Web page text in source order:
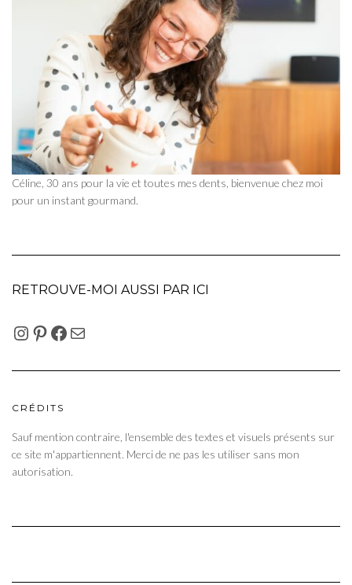
Céline, 30 ans pour la vie et toutes mes dents, bienvenue chez moi
pour un instant gourmand.
RETROUVE-MOI AUSSI PAR ICI
INSTAGRAM
PINTEREST
FACEBOOK
E-MAIL
CRÉDITS
Sauf mention contraire, l'ensemble des textes et visuels présents sur
ce site m'appartiennent. Merci de ne pas les utiliser sans mon
autorisation.